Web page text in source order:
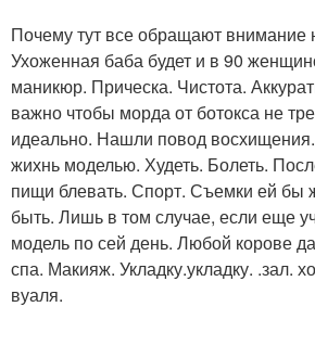
Почему тут все обращают внимание
Ухоженная баба будет и в 90
маникюр. Прическа. Чистота.
важно чтобы морда от ботокса не
идеально. Нашли повод
жихнь моделью. Худеть. Болеть.
пищи блевать. Спорт. Съемки ей бы
быть. Лишь в том случае, если еще
модель по сей день. Любой корове
спа. Макияж. Укладку.укладку. .зал.
вуаля.